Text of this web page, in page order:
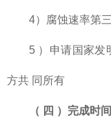
4）腐蚀速率第
5 ）申请国家发
方共 同所有
（ 四 ）完成时